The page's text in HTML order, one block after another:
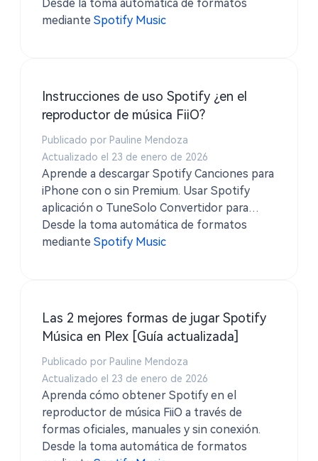
desde Spotify ¡en formato FLAC original!
Desde la toma automática de formatos
mediante Spotify Music
Instrucciones de uso Spotify ¿en el
reproductor de música FiiO?
Publicado por Pauline Mendoza
Actualizado el 23 de enero de 2026
Aprende a descargar Spotify Canciones para
iPhone con o sin Premium. Usar Spotify
aplicación o TuneSolo Convertidor para
guardar pistas como MP3 y disfrutar de la
reproducción sin conexión en cualquier
Desde la toma automática de formatos
mediante Spotify Music
Las 2 mejores formas de jugar Spotify
Música en Plex [Guía actualizada]
Publicado por Pauline Mendoza
Actualizado el 23 de enero de 2026
Aprenda cómo obtener Spotify en el
reproductor de música FiiO a través de
formas oficiales, manuales y sin conexión.
Desde la toma automática de formatos